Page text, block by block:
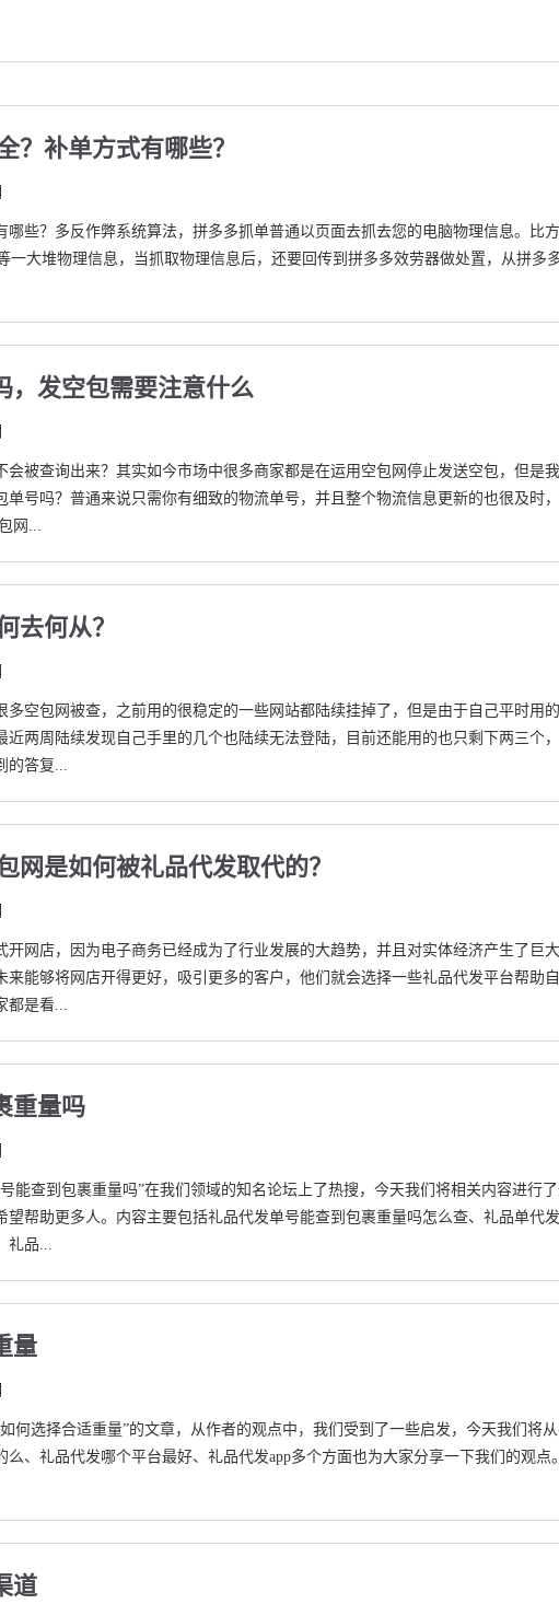
？补单方式有哪些？
哪些？多反作弊系统算法，拼多多抓单普通以页面去抓去您的电脑物理信息。比
一大堆物理信息，当抓取物理信息后，还要回传到拼多多效劳器做处置，从拼多
，发空包需要注意什么
被查询出来？其实如今市场中很多商家都是在运用空包网停止发送空包，但是我
单号吗？普通来说只需你有细致的物流单号，并且整个物流信息更新的也很及时
网...
去何从？
多空包网被查，之前用的很稳定的一些网站都陆续挂掉了，但是由于自己平时用
近两周陆续发现自己手里的几个也陆续无法登陆，目前还能用的也只剩下两三个
的答复...
网是如何被礼品代发取代的？
开网店，因为电子商务已经成为了行业发展的大趋势，并且对实体经济产生了巨
来能够将网店开得更好，吸引更多的客户，他们就会选择一些礼品代发平台帮助
都是看...
重量吗
能查到包裹重量吗”在我们领域的知名论坛上了热搜，今天我们将相关内容进行
望帮助更多人。内容主要包括礼品代发单号能查到包裹重量吗怎么查、礼品单代
礼品...
量
何选择合适重量”的文章，从作者的观点中，我们受到了一些启发，今天我们将
、礼品代发哪个平台最好、礼品代发app多个方面也为大家分享一下我们的观点。
道